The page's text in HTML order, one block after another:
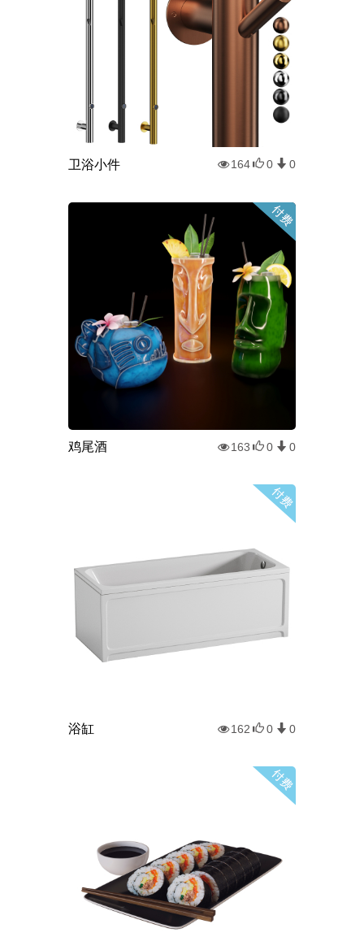
卫浴小件 164 0 0
鸡尾酒 163 0 0
浴缸 162 0 0